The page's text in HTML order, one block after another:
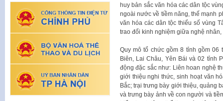
huy bản sắc văn hóa các dân tộc
ngoài nước về tiềm năng, thế mạnh
văn hóa các dân tộc thiểu số vùng
trao đổi kinh nghiệm giữa nghệ
Quy mô tổ chức gồm 8 tỉnh gồm
Biên, Lai Châu, Yên Bái và 02 tỉnh
động đặc sắc như: Liên hoan nghệ
giới thiệu nghi thức, sinh hoạt văn
Bắc; trại trưng bày giới thiệu, quảng
và trưng bày ảnh về con người và